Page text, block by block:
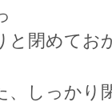
閉めておか
しっかり閉